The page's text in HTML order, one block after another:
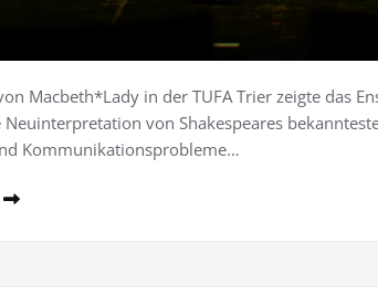
Macbeth*Lady in der TUFA Trier zeigte das
Neuinterpretation von Shakespeares
Kommunikationsprobleme…